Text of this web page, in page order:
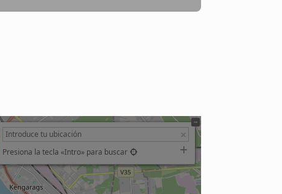
Presiona la tecla «Intro» para buscar